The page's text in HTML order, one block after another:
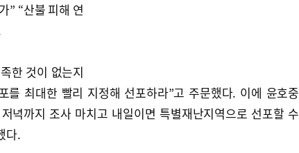
” “산불 피해 연
한 것이 없는지
를 최대한 빨리 지정해 선포하라”고 주문했다. 이에 윤호중
녁까지 조사 마치고 내일이면 특별재난지역으로 선포할 수
다.